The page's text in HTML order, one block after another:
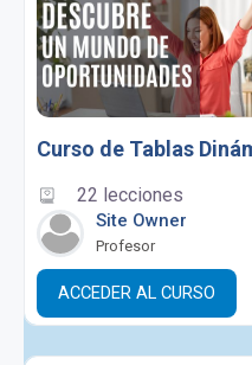
Curso de Tablas
22 lecciones
Site Owner
Profesor
ACCEDER AL CURSO